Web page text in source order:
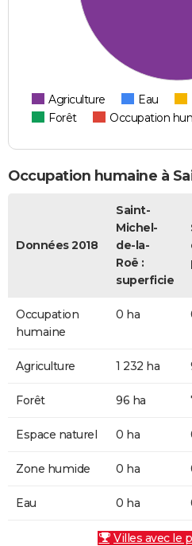
Agriculture Eau
Forêt
Occupation
Occupation humaine à
Données 2018
Saint-
Michel-
de-la-
Roë :
superficie
Occupation
humaine
0 ha
Agriculture 1 232 ha
Forêt 96 ha
Espace naturel 0 ha
Zone humide 0 ha
Eau 0 ha
Villes avec le